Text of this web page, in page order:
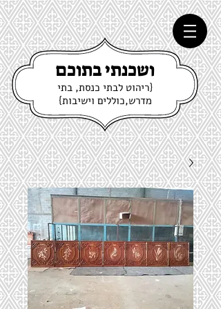
ושכנתי בתוכם
{ריהוט לבתי כנסת, בתי
מדרש,כוללים וישיבות}